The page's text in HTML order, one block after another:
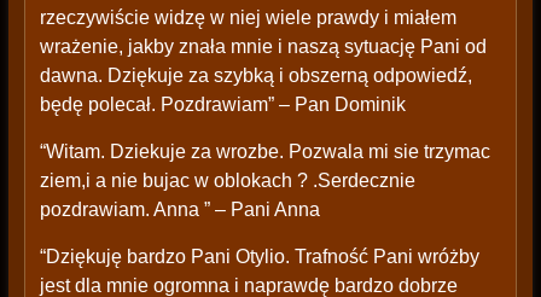
rzeczywiście widzę w niej wiele prawdy i miałem
wrażenie, jakby znała mnie i naszą sytuację Pani od
dawna. Dziękuje za szybką i obszerną odpowiedź,
będę polecał. Pozdrawiam” – Pan Dominik
“Witam. Dziekuje za wrozbe. Pozwala mi sie trzymac
ziem,i a nie bujac w oblokach ? .Serdecznie
pozdrawiam. Anna ” – Pani Anna
“Dziękuję bardzo Pani Otylio. Trafność Pani wróżby
jest dla mnie ogromna i naprawdę bardzo dobrze